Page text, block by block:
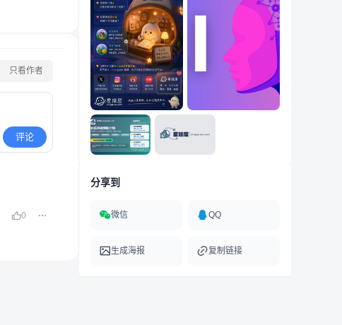
只看作者
评论
0
分享到
微信 QQ
生成海报 复制链接